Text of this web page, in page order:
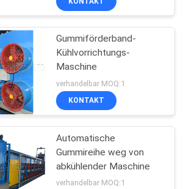
Gummiförderband-
Kühlvorrichtungs-
Maschine
verhandelbar MOQ:1
KONTAKT
Automatische
Gummireihe weg von
abkühlender Maschine
verhandelbar MOQ:1